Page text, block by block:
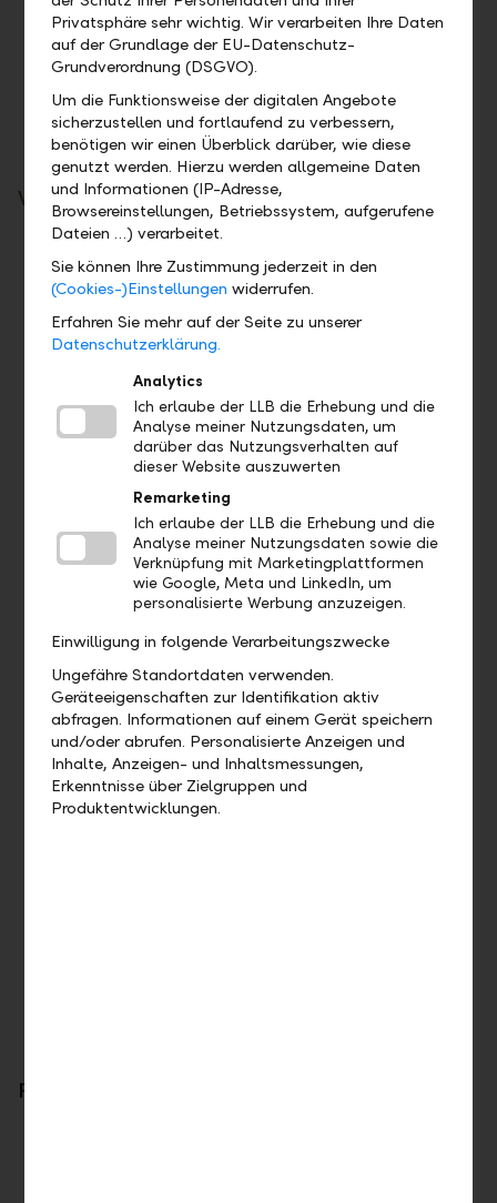
As a trainee, you already establish and
maintain contacts with management.
You benefit from challenging on-the-job
learning and tailor-made training to
strengthen your professional and personal
skills
What we expect from you:
Master's degree with good academic record
Conviction and dedication
Very good analytical skills
term as a driving force and shaper of our
business
Readiness to develop and excitement about
the financial sector
High commitment to corporate culture
Programme overview
18 months: 3 different assignments of 6 months each
Insight into core business
Involvement in strategic initiatives
Conceptual or analytic work
Goal
To enter a specialist or management position upon
For further information please contact
Privatsphäre sehr wichtig. Wir verarbeiten Ihre Daten
auf der Grundlage der EU-Datenschutz-
Grundverordnung (DSGVO).
Um die Funktionsweise der digitalen Angebote
sicherzustellen und fortlaufend zu verbessern,
benötigen wir einen Überblick darüber, wie diese
genutzt werden. Hierzu werden allgemeine Daten
und Informationen (IP-Adresse,
Browsereinstellungen, Betriebssystem, aufgerufene
Dateien …) verarbeitet.
Sie können Ihre Zustimmung jederzeit in den
(Cookies-)Einstellungen widerrufen.
Erfahren Sie mehr auf der Seite zu unserer
Datenschutzerklärung.
Analytics
Ich erlaube der LLB die Erhebung und die
Analyse meiner Nutzungsdaten, um
darüber das Nutzungsverhalten auf
dieser Website auszuwerten
Remarketing
Ich erlaube der LLB die Erhebung und die
Analyse meiner Nutzungsdaten sowie die
Verknüpfung mit Marketingplattformen
wie Google, Meta und LinkedIn, um
personalisierte Werbung anzuzeigen.
Einwilligung in folgende Verarbeitungszwecke
Ungefähre Standortdaten verwenden.
Geräteeigenschaften zur Identifikation aktiv
abfragen. Informationen auf einem Gerät speichern
und/oder abrufen. Personalisierte Anzeigen und
Inhalte, Anzeigen- und Inhaltsmessungen,
Erkenntnisse über Zielgruppen und
Produktentwicklungen.